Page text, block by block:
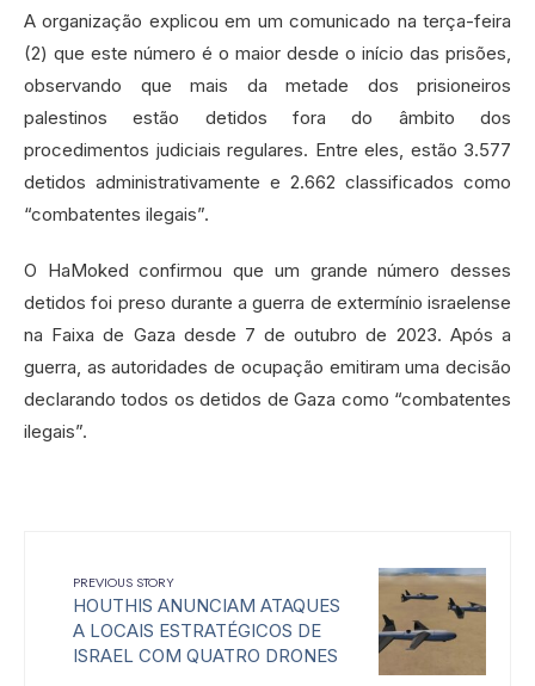
A organização explicou em um comunicado na terça-feira
(2) que este número é o maior desde o início das prisões,
observando que mais da metade dos prisioneiros
palestinos estão detidos fora do âmbito dos
procedimentos judiciais regulares. Entre eles, estão 3.577
detidos administrativamente e 2.662 classificados como
“combatentes ilegais”.
O HaMoked confirmou que um grande número desses
detidos foi preso durante a guerra de extermínio israelense
na Faixa de Gaza desde 7 de outubro de 2023. Após a
guerra, as autoridades de ocupação emitiram uma decisão
declarando todos os detidos de Gaza como “combatentes
ilegais”.
PREVIOUS STORY
HOUTHIS ANUNCIAM ATAQUES
A LOCAIS ESTRATÉGICOS DE
ISRAEL COM QUATRO DRONES